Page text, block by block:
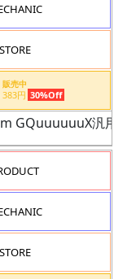
STORE
販売中
Amazon 383円 30%Off
GQuuuuuuX汎
STORE